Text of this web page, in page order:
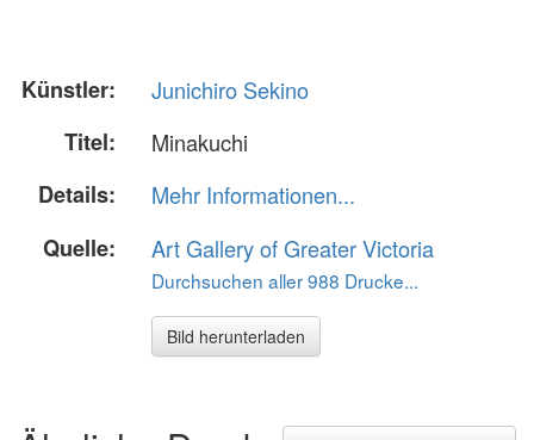
Künstler:
Junichiro Sekino
Titel:
Minakuchi
Details:
Mehr Informationen...
Quelle:
Art Gallery of Greater Victoria
Durchsuchen aller 988 Drucke...
Bild herunterladen